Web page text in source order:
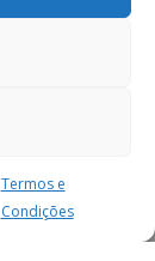
Termos e
Condições